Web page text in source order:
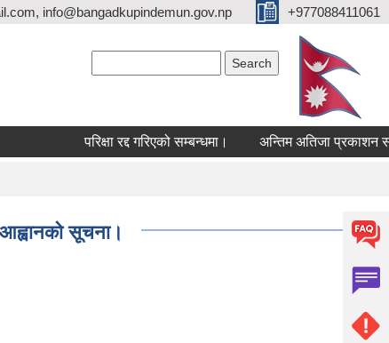
info@bangadkupindemun.gov.np +977088411061
परिक्षा रद्द गरिएको सम्बन्धमा। अन्तिम अतिजा प्रकाशन
सूचना।